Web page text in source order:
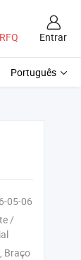
Entrar
Português
05-06
/
Braço